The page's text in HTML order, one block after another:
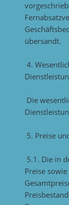
übersandt.
4.
Die
5. Preise
5.1. Die in
Preise